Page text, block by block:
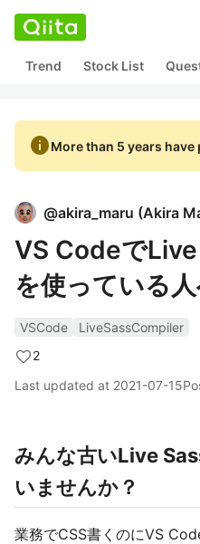
Trend Stock List
infoMore than 5 years
@akira_maru (Akira
VS Codeで
を使っている
VSCode
LiveSassCompiler
2
Last updated at 2021-07-15
みんな古いLive
いませんか？
業務でCSS書くのにVS